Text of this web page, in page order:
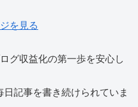
を見る
グ収益化の第一歩を安心し
記事を書き続けられていま